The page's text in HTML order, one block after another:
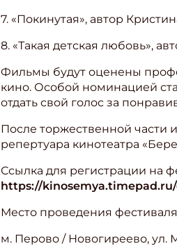
7. «Покинутая», автор
8. «Такая детская любовь»,
Фильмы будут оценены
кино. Особой номинацией
отдать свой голос за
После торжественной части
репертуара кинотеатра
Ссылка для регистрации на
https://
Место проведения
м. Перово / Новогиреево, ул.